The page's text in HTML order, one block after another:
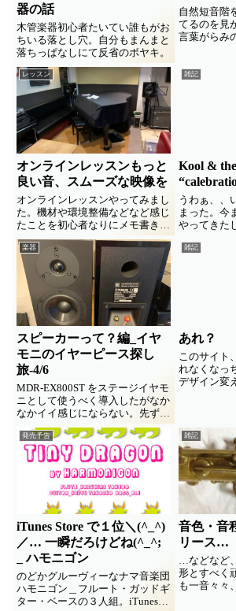
器の話
木管楽器初心者たいてい誰もがお
ちいる落とし穴。自分もまんまと
落ちっぱなしにて反省のボヤキ。
自然短音階
てるのを見
言葉がらみ
レッスン
オンラインレッスンもっと
良い音、スムーズな映像を
オンラインレッスンやってみまし
た。機材や環境整備などなど感じ
たことを初心者なりにメモ書きし
ます。
雑記
Kool &
うわぁ、、
まった。今
やってきた
た。。。
ピだけと思
楽器
スピーカーって？編_イヤ
モニのイヤーピース探し
旅-4/6
MDR-EX800ST をステージイヤモ
ニとして使うべく導入したがなか
なかイイ感じにならない。先ずは
イヤーピース交換にトライ。
But!! 根本的な問題がそこに
は…。理解を深めるべく「モニタ
ーってなに？」「スピーカーって
なに？」って研究をしてみた備忘
録。６回連載の４回目。
雑記
あれ？
このサイト
れなくなっ
デザイン変
数日後に
戻ってる、
発売予告
iTunes Store で１位＼(^_^)
／… 一瞬だろけどね(^_^;
_ ハモニゴン
のどかグルーヴィーなナマ音楽団
ハモニゴン＿フルート・ガッドギ
ター・ベースの３人組。iTunes
雑記
音色・音
リース…
…などなど
形とすべく
も一音々々